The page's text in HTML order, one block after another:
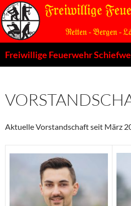
Zum
Inhalt
springen
Freiwillige Feuerwehr
Aktuelle Vorstandschaft seit März